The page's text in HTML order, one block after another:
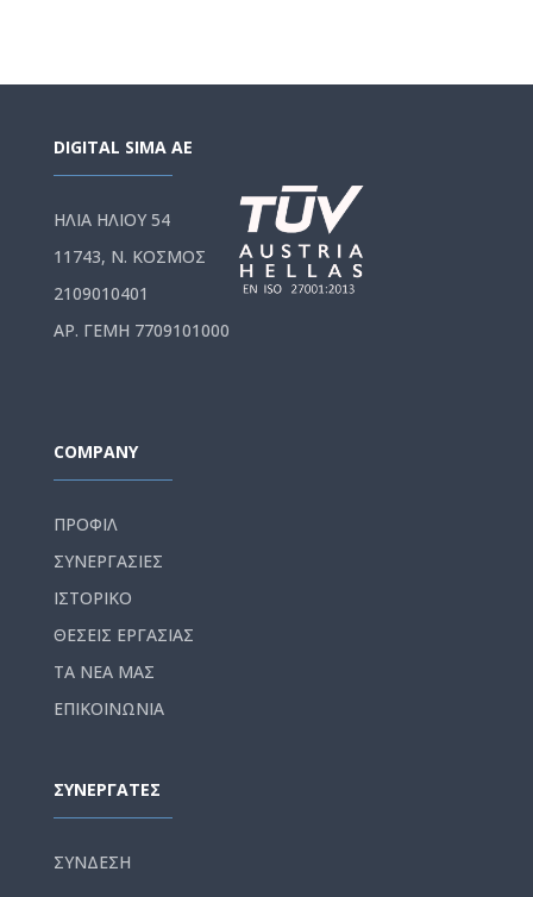
DIGITAL SIMA AE
ΗΛΙΑ ΗΛΙΟΥ 54
11743, Ν. ΚΟΣΜΟΣ
2109010401
ΑΡ. ΓΕΜΗ 7709101000
COMPANY
ΠΡΟΦΙΛ
ΣΥΝΕΡΓΑΣΙΕΣ
ΙΣΤΟΡΙΚΟ
ΘΕΣΕΙΣ ΕΡΓΑΣΙΑΣ
ΤΑ ΝΕΑ ΜΑΣ
ΕΠΙΚΟΙΝΩΝΙΑ
ΣΥΝΕΡΓΑΤΕΣ
ΣΥΝΔΕΣΗ